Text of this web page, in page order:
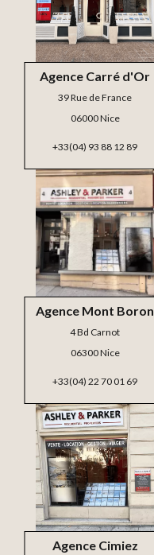
Agence Cimiez
Agence Carré d'Or
39 Rue de France
06000 Nice
+33(04) 93 88 12 89
Agence Mont Boron
4 Bd Carnot
06300 Nice
+33(04) 22 70 01 69